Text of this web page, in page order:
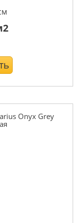
Onyx Grey